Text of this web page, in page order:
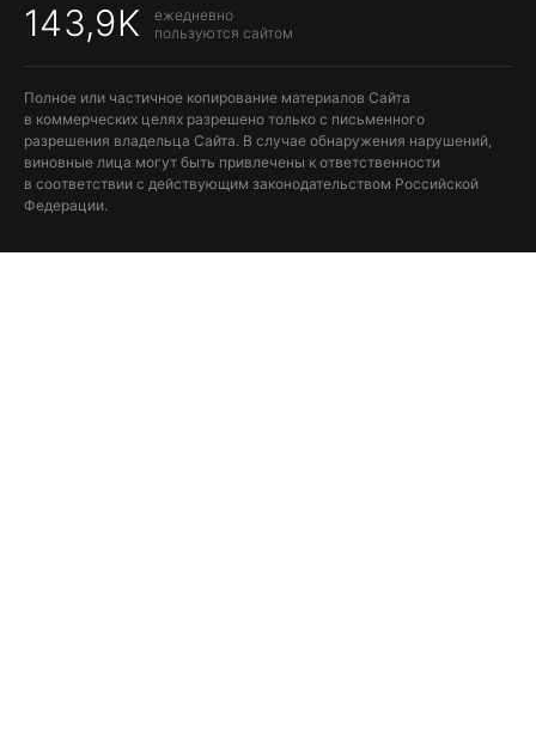
143,9K
ежедневно
пользуются сайтом
Полное или частичное копирование материалов Сайта
в коммерческих целях разрешено только с письменного
разрешения владельца Сайта. В случае обнаружения нарушений,
виновные лица могут быть привлечены к ответственности
в соответствии с действующим законодательством Российской
Федерации.